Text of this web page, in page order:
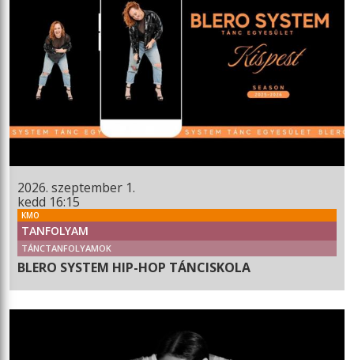
2026. szeptember 1.
kedd 16:15
KMO
TANFOLYAM
TÁNCTANFOLYAMOK
BLERO SYSTEM HIP-HOP TÁNCISKOLA